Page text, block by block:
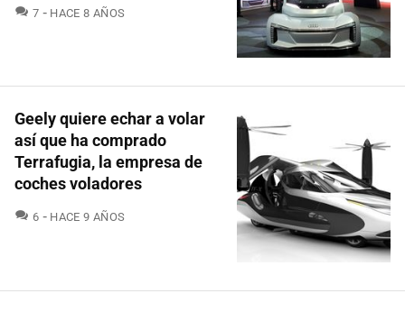
7 COMENTARIOS
HACE 8 AÑOS
Geely quiere echar a volar
así que ha comprado
Terrafugia, la empresa de
coches voladores
6 COMENTARIOS
HACE 9 AÑOS